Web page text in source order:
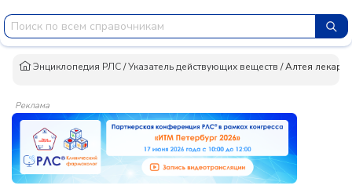
Энциклопедия РЛС/Указатель действующих веществ /Алтея
Реклама